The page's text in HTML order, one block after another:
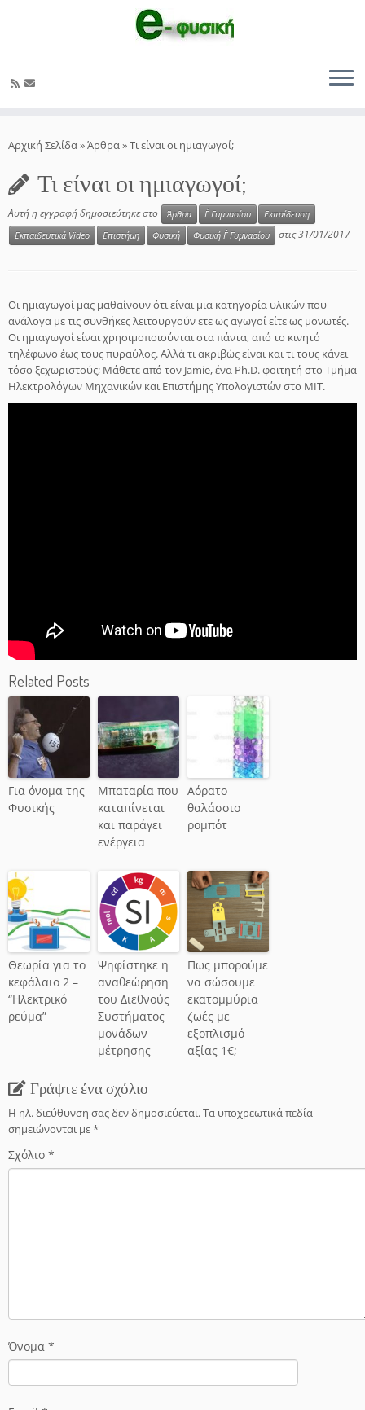
στο
Αρχική Σελίδα»Άρθρα»Τι είναι οι ημιαγωγοί;
Τι είναι οι ημιαγωγοί;
Αυτή η εγγραφή δημοσιεύτηκε στο Άρθρα Γ΄ Γυμνασίου
Εκπαίδευση
Εκπαιδευτικά Video
Επιστήμη Φυσική Φυσική Γ΄ Γυμνασίου στις31/01/2017
Οι ημιαγωγοί μας μαθαίνουν ότι είναι μια κατηγορία υλικών που
ανάλογα με τις συνθήκες λειτουργούν ετε ως αγωγοί είτε ως μονωτές.
Οι ημιαγωγοίείναι χρησιμοποιούνται στα πάντα, από το κινητό
τηλέφωνο έως τους πυραύλος. Αλλά τι ακριβώς είναι καιτι τους κάνει
τόσο ξεχωριστούς; Μάθετε από τον Jamie,ένα Ph.D.φοιτητή στο Τμήμα
Ηλεκτρολόγων Μηχανικών και Επιστήμης Υπολογιστών στο MIT.
Related Posts
Για όνομα της
Φυσικής
Μπαταρία που
καταπίνεται
και παράγει
ενέργεια
Αόρατο
θαλάσσιο
ρομπότ
Θεωρία για το
κεφάλαιο 2 –
“Ηλεκτρικό
ρεύμα”
Ψηφίστηκε η
αναθεώρηση
του Διεθνούς
Συστήματος
μονάδων
μέτρησης
Πως μπορούμε
να σώσουμε
εκατομμύρια
ζωές με
εξοπλισμό
αξίας 1€;
Γράψτε ένα σχόλιο
Η ηλ. διεύθυνση σας δεν δημοσιεύεται.Τα υποχρεωτικά πεδία
σημειώνονται με*
Σχόλιο *
Όνομα *